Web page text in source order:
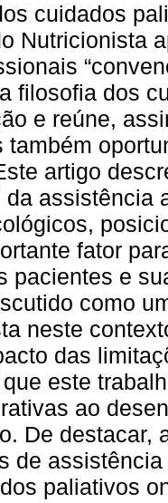
cuidados
Nutricionista
filosofia dos
e reúne,
também
artigo
da assistência
fator
pacientes e
como
neste
das
este
ao
De destacar,
de
paliativos